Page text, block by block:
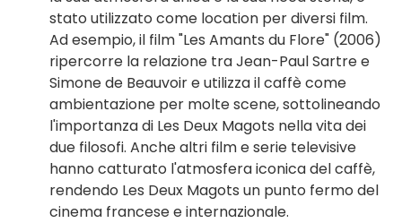
stato utilizzato come location per diversi film.
Ad esempio, il film "Les Amants du Flore" (2006)
ripercorre la relazione tra Jean-Paul Sartre e
Simone de Beauvoir e utilizza il caffè come
ambientazione per molte scene, sottolineando
l'importanza di Les Deux Magots nella vita dei
due filosofi. Anche altri film e serie televisive
hanno catturato l'atmosfera iconica del caffè,
rendendo Les Deux Magots un punto fermo del
cinema francese e internazionale.